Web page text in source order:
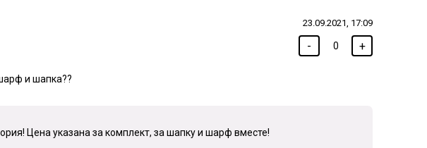
23.09.2021, 17:09
- 0 +
и шапка??
Цена указана за комплект, за шапку и шарф вместе!